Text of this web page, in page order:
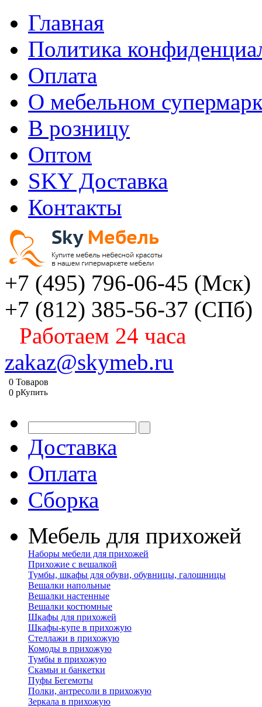
Главная
Политика
Оплата
О мебельном
В розницу
Оптом
SKY Доставка
Контакты
+7 (495) 796-06-45 (Мск)
+7 (812) 385-56-37 (СПб)
Работаем 24 часа
zakaz@skymeb.ru
0 Товаров
0 pКупить
Доставка
Оплата
Сборка
Мебель для прихожей
Наборы мебели для прихожей
Прихожие с вешалкой
Тумбы, шкафы для обуви, обувницы, галошницы
Вешалки напольные
Вешалки настенные
Вешалки костюмные
Шкафы для прихожей
Шкафы-купе в прихожую
Стеллажи в прихожую
Комоды в прихожую
Тумбы в прихожую
Скамьи и банкетки
Пуфы Бегемоты
Полки, антресоли в прихожую
Зеркала в прихожую